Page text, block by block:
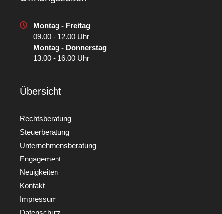
Montag - Freitag
09.00 - 12.00 Uhr
Montag - Donnerstag
13.00 - 16.00 Uhr
Übersicht
Rechtsberatung
Steuerberatung
Unternehmensberatung
Engagement
Neuigkeiten
Kontakt
Impressum